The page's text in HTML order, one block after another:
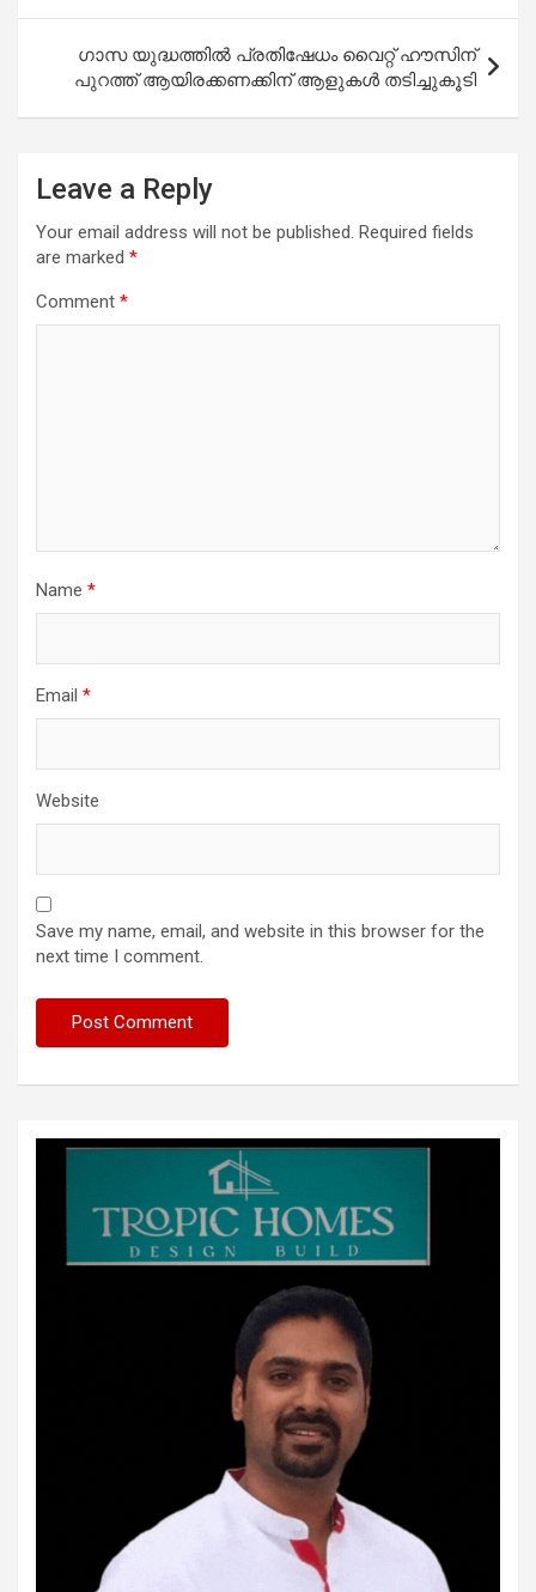
ഗാസ യുദ്ധത്തിൽ പ്രതിഷേധം വൈറ്റ് ഹൗസിന്
പുറത്ത് ആയിരക്കണക്കിന് ആളുകൾ തടിച്ചുകൂടി
Leave a Reply
Your email address will not be published. Required fields
are marked *
Comment *
Name *
Email *
Website
Save my name, email, and website in this browser for the
next time I comment.